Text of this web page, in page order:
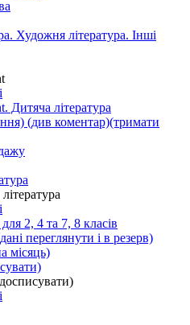
Художня література. Інші
Дитяча література
(див коментар)(тримати
2, 4 та 7, 8 класів
переглянути і в резерв)
місяць)